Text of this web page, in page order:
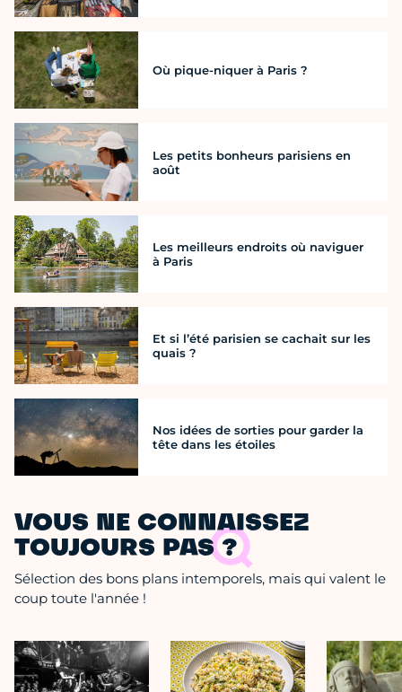
Où pique-niquer à Paris ?
Les petits bonheurs parisiens en
août
Les meilleurs endroits où naviguer
à Paris
Et si l’été parisien se cachait sur les
quais ?
Nos idées de sorties pour garder la
tête dans les étoiles
VOUS NE CONNAISSEZ
TOUJOURS PAS ?
Sélection des bons plans intemporels, mais qui valent le
coup toute l'année !